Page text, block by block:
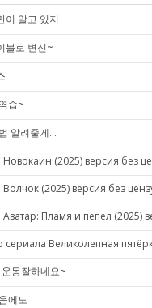
이 알고 있지
블로 변신~
습~
알려줄게...
Новокаин (2025) версия без
Волчок (2025) версия без
Аватар: Пламя и пепел (2025)
сериала Великолепная
동잘하네요~
에도